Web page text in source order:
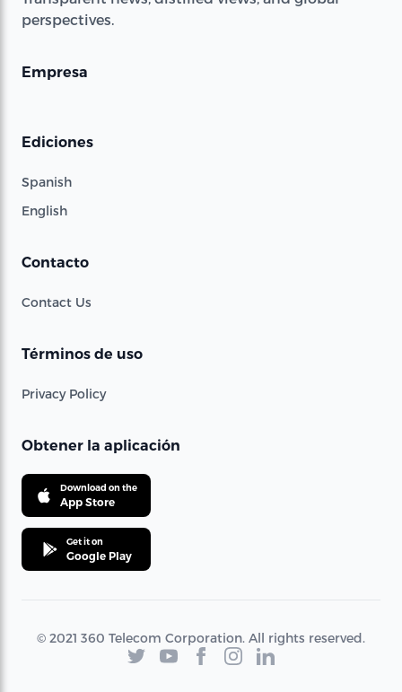
perspectives.
Empresa
Ediciones
Spanish
English
Contacto
Contact Us
Términos de uso
Privacy Policy
Obtener la aplicación
Download on the
App Store
Get it on
Google Play
© 2021 360 Telecom Corporation. All rights reserved.